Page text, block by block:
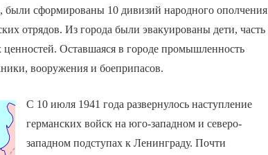
были сформированы 10 дивизий народного ополчения
отрядов. Из города были эвакуированы дети, часть
Оставшаяся в городе промышленность
вооружения и боеприпасов.
С 10 июля 1941 года развернулось наступление
германских войск на юго-западном и северо-
западном подступах к Ленинграду. Почти